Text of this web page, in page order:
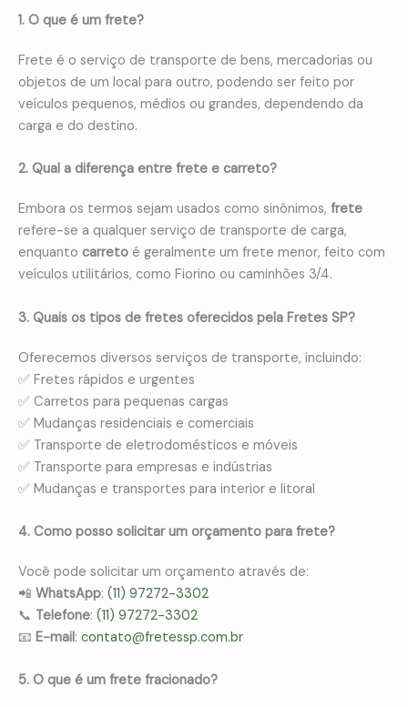
1. O que é um frete?
Frete é o serviço de transporte de bens, mercadorias ou
objetos de um local para outro, podendo ser feito por
veículos pequenos, médios ou grandes, dependendo da
carga e do destino.
2. Qual a diferença entre frete e carreto?
Embora os termos sejam usados como sinônimos, frete
refere-se a qualquer serviço de transporte de carga,
enquanto carreto é geralmente um frete menor, feito com
veículos utilitários, como Fiorino ou caminhões 3/4.
3. Quais os tipos de fretes oferecidos pela Fretes SP?
Oferecemos diversos serviços de transporte, incluindo:
✅ Fretes rápidos e urgentes
✅ Carretos para pequenas cargas
✅ Mudanças residenciais e comerciais
✅ Transporte de eletrodomésticos e móveis
✅ Transporte para empresas e indústrias
✅ Mudanças e transportes para interior e litoral
4. Como posso solicitar um orçamento para frete?
Você pode solicitar um orçamento através de:
📲 WhatsApp: (11) 97272-3302
📞 Telefone: (11) 97272-3302
📧 E-mail: contato@fretessp.com.br
5. O que é um frete fracionado?